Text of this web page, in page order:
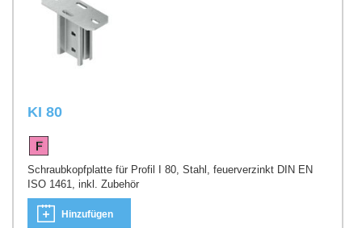
KI 80
Schraubkopfplatte für Profil I 80, Stahl, feuerverzinkt DIN EN
ISO 1461, inkl. Zubehör
Hinzufügen